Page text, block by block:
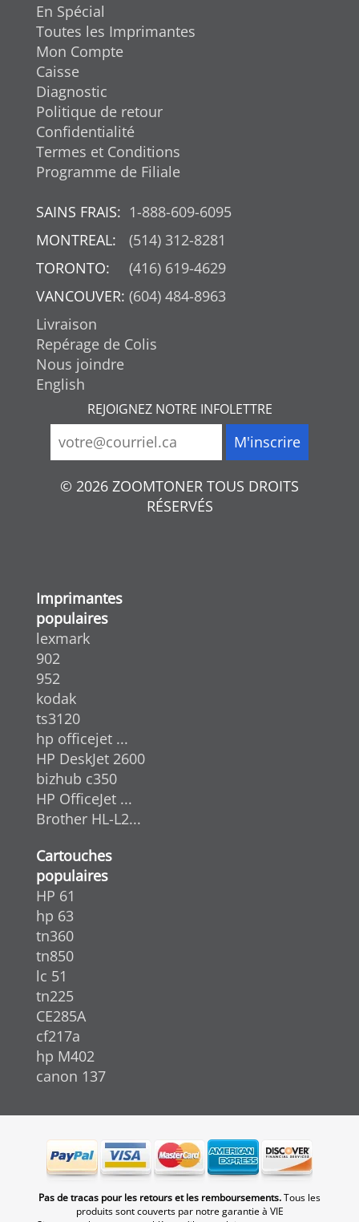
En Spécial
Toutes les Imprimantes
Mon Compte
Caisse
Diagnostic
Politique de retour
Confidentialité
Termes et Conditions
Programme de Filiale
SAINS FRAIS: 1-888-609-6095
MONTREAL:
(514) 312-8281
TORONTO:
(416) 619-4629
VANCOUVER: (604) 484-8963
Livraison
Repérage de Colis
Nous joindre
English
REJOIGNEZ NOTRE INFOLETTRE
© 2026 ZOOMTONER TOUS DROITS
RÉSERVÉS
Imprimantes
populaires
lexmark
902
952
kodak
ts3120
hp officejet ...
HP DeskJet 2600
bizhub c350
HP OfficeJet ...
Brother HL-L2...
Cartouches
populaires
HP 61
hp 63
tn360
tn850
lc 51
tn225
CE285A
cf217a
hp M402
canon 137
Pas de tracas pour les retours et les remboursements.Tous les
produits sont couverts par notre garantie à VIE